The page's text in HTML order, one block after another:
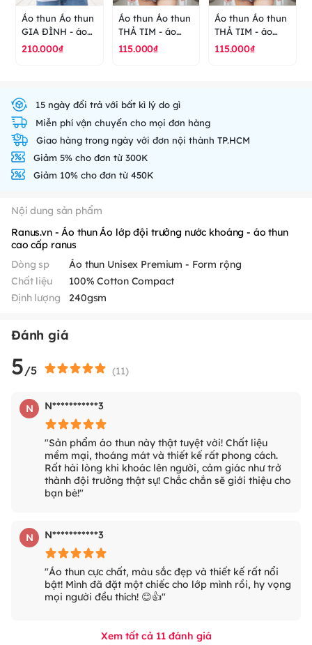
Áo thun Áo thun
GIA ĐÌNH - áo
thun cao cấp
210.000₫
Áo thun Áo thun
THẢ TIM - áo
thun cao cấp
115.000₫
Áo thun Áo thun
THẢ TIM - áo
thun cao cấp
115.000₫
15 ngày đổi trả với bất kì lý do gì
Miễn phí vận chuyển cho mọi đơn hàng
Giao hàng trong ngày với đơn nội thành TP.HCM
Giảm 5% cho đơn từ 300K
Giảm 10% cho đơn từ 450K
Nội dung sản phẩm
Ranus.vn - Áo thun Áo lớp đội trưởng nước khoáng - áo thun
cao cấp ranus
Dòng sp
Áo thun Unisex Premium - Form rộng
Chất liệu
100% Cotton Compact
Định lượng
240gsm
Đánh giá
5/5 (11)
N N***********3
"Sản phẩm áo thun này thật tuyệt vời! Chất liệu
mềm mại, thoáng mát và thiết kế rất phong cách.
Rất hài lòng khi khoác lên người, cảm giác như trở
thành đội trưởng thật sự! Chắc chắn sẽ giới thiệu cho
bạn bè!"
N N***********3
"Áo thun cực chất, màu sắc đẹp và thiết kế rất nổi
bật! Mình đã đặt một chiếc cho lớp mình rồi, hy vọng
mọi người đều thích! 😊👍"
Xem tất cả 11đánh giá